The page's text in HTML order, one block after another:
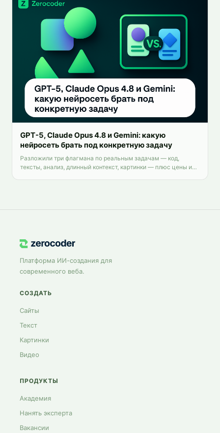
GPT-5, Claude Opus 4.8 и Gemini: какую
нейросеть брать под конкретную задачу
Разложили три флагмана по реальным задачам — код,
тексты, анализ, длинный контекст, картинки — плюс цены и
Платформа ИИ-создания для
современного веба.
СОЗДАТЬ
Сайты
Текст
Картинки
Видео
ПРОДУКТЫ
Академия
Нанять эксперта
Вакансии